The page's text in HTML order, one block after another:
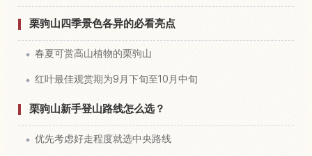
栗驹山四季景色各异的必看亮点
春夏可赏高山植物的栗驹山
红叶最佳观赏期为9月下旬至10月中旬
栗驹山新手登山路线怎么选？
优先考虑好走程度就选中央路线